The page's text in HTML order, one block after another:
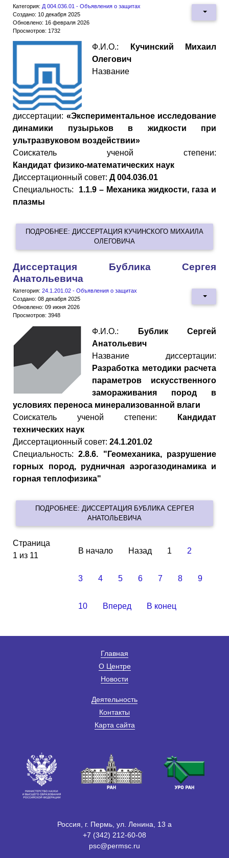
Категория: Д 004.036.01 - Объявления о защитах
Создано: 10 декабря 2025
Обновлено: 16 февраля 2026
Просмотров: 1732
Ф.И.О.:
Кучинский Михаил
Олегович
Название
диссертации: «Экспериментальное исследование
динамики пузырьков в жидкости при
ультразвуковом воздействии»
Cоискатель ученой степени:
Кандидат физико-математических наук
Диссертационный совет: Д 004.036.01
Специальность: 1.1.9 – Механика жидкости, газа и
плазмы
ПОДРОБНЕЕ: ДИССЕРТАЦИЯ КУЧИНСКОГО МИХАИЛА
ОЛЕГОВИЧА
Диссертация Бублика Сергея
Анатольевича
Категория: 24.1.201.02 - Объявления о защитах
Создано: 08 декабря 2025
Обновлено: 09 июня 2026
Просмотров: 3948
Ф.И.О.:
Бублик Сергей
Анатольевич
Название диссертации:
Разработка методики расчета
параметров искусственного
замораживания пород в
условиях переноса минерализованной влаги
Cоискатель ученой степени: Кандидат
технических наук
Диссертационный совет: 24.1.201.02
Специальность:2.8.6. "Геомеханика, разрушение
горных пород, рудничная аэрогазодинамика и
горная теплофизика"
ПОДРОБНЕЕ: ДИССЕРТАЦИЯ БУБЛИКА СЕРГЕЯ
АНАТОЛЬЕВИЧА
Страница
1 из 11
В начало Назад 1 2
3 4 5 6 7 8 9
10 Вперед В конец
Главная
О Центре
Новости
Деятельность
Контакты
Карта сайта
Россия, г. Пермь, ул. Ленина, 13 а
+7 (342) 212-60-08
psc@permsc.ru